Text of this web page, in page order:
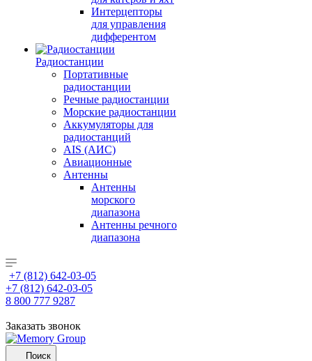
Интерцепторы
для управления
дифферентом
Радиостанции
Портативные
радиостанции
Речные радиостанции
Морские радиостанции
Аккумуляторы для
радиостанций
AIS (АИС)
Авиационные
Антенны
Антенны
морского
диапазона
Антенны речного
диапазона
+7 (812) 642-03-05
+7 (812) 642-03-05
8 800 777 9287
Заказать звонок
Поиск